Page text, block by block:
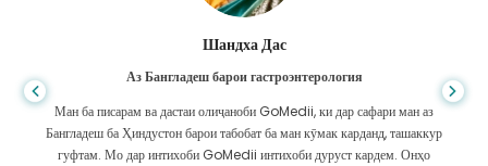
Шандха Дас
Аз Бангладеш барои гастроэнтерология
Ман ба писарам ва дастаи олиҷаноби GoMedii, ки дар сафари ман аз
Бангладеш ба Ҳиндустон барои табобат ба ман кӯмак карданд, ташаккур
гуфтам. Мо дар интихоби GoMedii интихоби дуруст кардем. Онҳо